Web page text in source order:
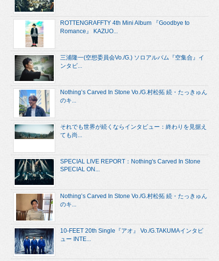
ROTTENGRAFFTY 4th Mini Album 『Goodbye to
Romance』 KAZUO...
三浦隆一(空想委員会Vo./G.) ソロアルバム『空集合』イ
ンタビ...
Nothing’s Carved In Stone Vo./G.村松拓 続・たっきゅん
のキ...
それでも世界が続くならインタビュー：終わりを見据え
ても尚...
SPECIAL LIVE REPORT：Nothing's Carved In Stone
SPECIAL ON...
Nothing’s Carved In Stone Vo./G.村松拓 続・たっきゅん
のキ...
10-FEET 20th Single『アオ』 Vo./G.TAKUMAインタビ
ュー INTE...